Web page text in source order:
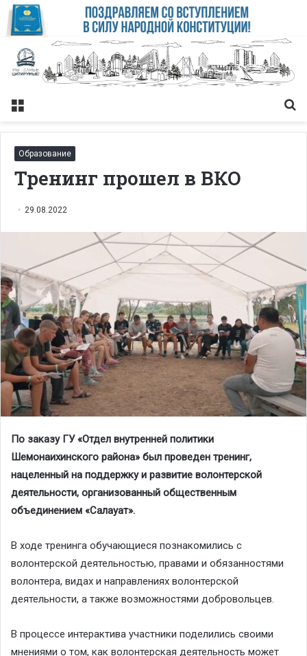
Меню
Образование
Тренинг прошел в ВКО
29.08.2022
По заказу ГУ «Отдел внутренней политики
Шемонаихинского района» был проведен тренинг,
нацеленный на поддержку и развитие волонтерской
деятельности, организованный общественным
объединением «Салауат».
В ходе тренинга обучающиеся познакомились с
волонтерской деятельностью, правами и обязанностями
волонтера, видах и направлениях волонтерской
деятельности, а также возможностями добровольцев.
В процессе интерактива участники поделились своими
мнениями о том, как волонтерская деятельность может